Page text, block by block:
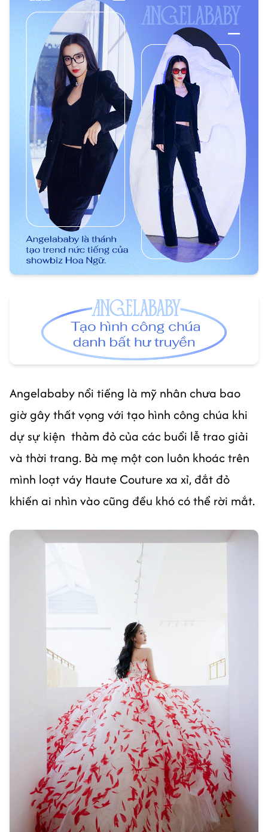
Angelababy nổi tiếng là mỹ nhân chưa bao
giờ gây thất vọng với tạo hình công chúa khi
dự sự kiện thảm đỏ của các buổi lễ trao giải
và thời trang. Bà mẹ một con luôn khoác trên
mình loạt váy Haute Couture xa xỉ, đắt đỏ
khiến ai nhìn vào cũng đều khó có thể rời mắt.